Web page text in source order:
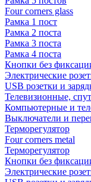
Four corners glass
Рамка 1 пост
Рамка 2 поста
Рамка 3 поста
Рамка 4 поста
Кнопки без
Электрические
USB розетки и
Телевизионные,
Компьютерные и
Выключатели и
Терморегулятор
Four corners metal
Терморегулятор
Кнопки без
Электрические